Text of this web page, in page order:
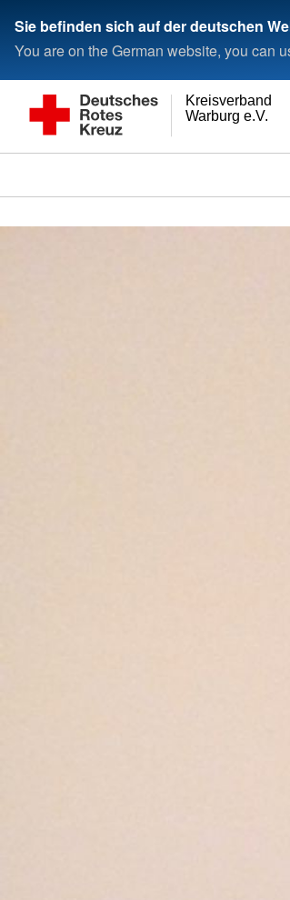
Sie befinden sich auf der deutschen
You are on the German website, you can
Warburg e.V.
Kreisverband